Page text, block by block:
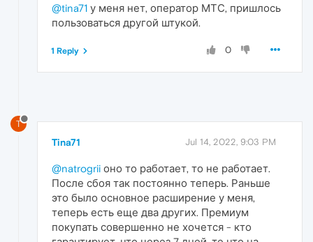
@tina71 у меня нет, оператор МТС, пришлось
пользоваться другой штукой.
0
1 Reply
T
Tina71 Jul 14, 2022, 9:03 PM
@natrogrii оно то работает, то не работает.
После сбоя так постоянно теперь. Раньше
это было основное расширение у меня,
теперь есть еще два других. Премиум
покупать совершенно не хочется - кто